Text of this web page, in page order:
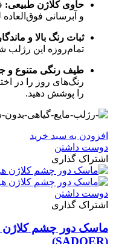
حاوی کلاژن طبیعی:
و آبرسانی
ثبات رنگ بالا و
تمام‌روزه این رژلب
طیف رنگی متنوع و
رنگ‌های روز را در
را پوشش دهید.
افزودن به سبد خرید
دوست داشتن
اشتراک گذاری
دوست داشتن
اشتراک گذاری
ماسک دور چشم کلاژن